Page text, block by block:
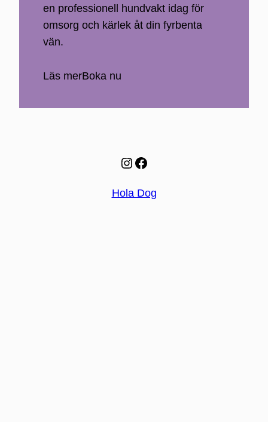
en professionell hundvakt idag för
omsorg och kärlek åt din fyrbenta
vän.
Läs merBoka nu
Instagram
Facebook
Hola Dog